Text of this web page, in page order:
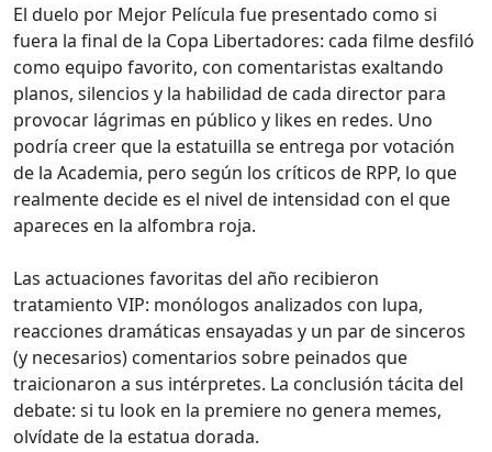
El duelo por Mejor Película fue presentado como si
fuera la final de la Copa Libertadores: cada filme desfiló
como equipo favorito, con comentaristas exaltando
planos, silencios y la habilidad de cada director para
provocar lágrimas en público y likes en redes. Uno
podría creer que la estatuilla se entrega por votación
de la Academia, pero según los críticos de RPP, lo que
realmente decide es el nivel de intensidad con el que
apareces en la alfombra roja.
Las actuaciones favoritas del año recibieron
tratamiento VIP: monólogos analizados con lupa,
reacciones dramáticas ensayadas y un par de sinceros
(y necesarios) comentarios sobre peinados que
traicionaron a sus intérpretes. La conclusión tácita del
debate: si tu look en la premiere no genera memes,
olvídate de la estatua dorada.